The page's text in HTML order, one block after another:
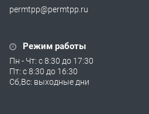
permtpp@permtpp.ru
Режим работы
Пн - Чт: с 8:30 до 17:30
Пт: с 8:30 до 16:30
Сб,Вс: выходные дни